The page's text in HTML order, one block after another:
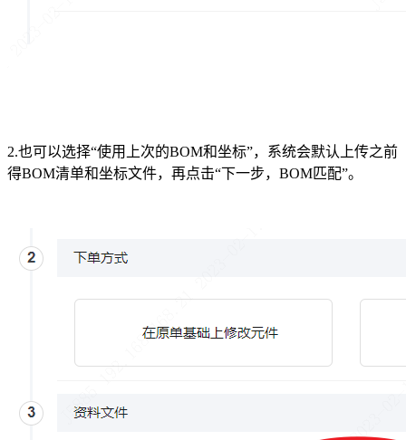
2.也可以选择“使用上次的BOM和坐标”，系统会默认上传之前
得BOM清单和坐标文件，再点击“下一步，BOM匹配”。